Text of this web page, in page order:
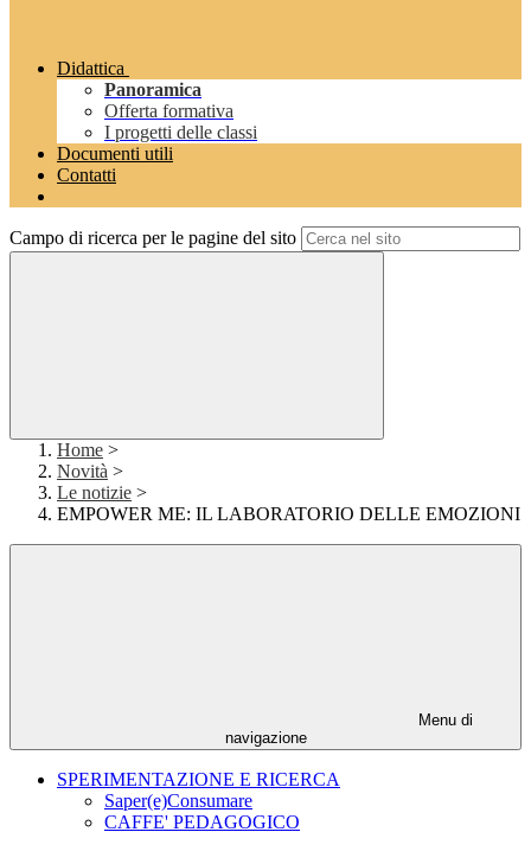
Didattica
Panoramica
Offerta formativa
I progetti delle classi
Documenti utili
Contatti
Campo di ricerca per le pagine del sito
Home >
Novità >
Le notizie >
EMPOWER ME: IL LABORATORIO DELLE EMOZIONI
Menu di
navigazione
SPERIMENTAZIONE E RICERCA
Saper(e)Consumare
CAFFE' PEDAGOGICO